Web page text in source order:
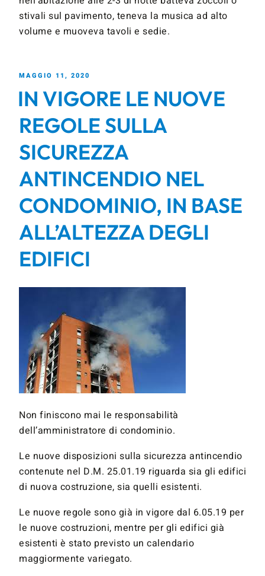
stivali sul pavimento, teneva la musica ad alto
volume e muoveva tavoli e sedie.
MAGGIO 11, 2020
IN VIGORE LE NUOVE
REGOLE SULLA
SICUREZZA
ANTINCENDIO NEL
CONDOMINIO, IN BASE
ALL’ALTEZZA DEGLI
EDIFICI
Non finiscono mai le responsabilità
dell’amministratore di condominio.
Le nuove disposizioni sulla sicurezza antincendio
contenute nel D.M. 25.01.19 riguarda sia gli edifici
di nuova costruzione, sia quelli esistenti.
Le nuove regole sono già in vigore dal 6.05.19 per
le nuove costruzioni, mentre per gli edifici già
esistenti è stato previsto un calendario
maggiormente variegato.